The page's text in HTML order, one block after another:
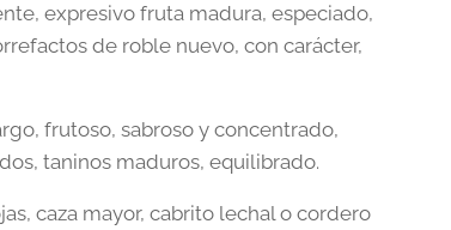
expresivo fruta madura, especiado,
de roble nuevo, con carácter,
frutoso, sabroso y concentrado,
taninos maduros, equilibrado.
caza mayor, cabrito lechal o cordero